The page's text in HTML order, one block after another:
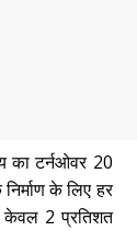
का टर्नओवर 20
के लिए हर
केवल 2 प्रतिशत